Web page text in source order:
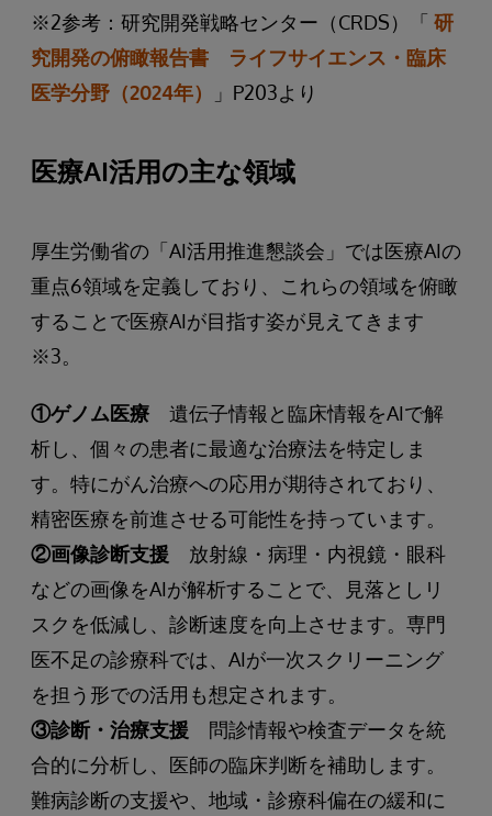
※2参考：研究開発戦略センター（CRDS）「 研
究開発の俯瞰報告書 ライフサイエンス・臨床
医学分野（2024年）
」P203より
医療AI活用の主な領域
厚生労働省の「AI活用推進懇談会」では医療AIの
重点6領域を定義しており、これらの領域を俯瞰
することで医療AIが目指す姿が見えてきます
※3。
①ゲノム医療 遺伝子情報と臨床情報をAIで解
析し、個々の患者に最適な治療法を特定しま
す。特にがん治療への応用が期待されており、
精密医療を前進させる可能性を持っています。
②画像診断支援 放射線・病理・内視鏡・眼科
などの画像をAIが解析することで、見落としリ
スクを低減し、診断速度を向上させます。専門
医不足の診療科では、AIが一次スクリーニング
を担う形での活用も想定されます。
③診断・治療支援 問診情報や検査データを統
合的に分析し、医師の臨床判断を補助します。
難病診断の支援や、地域・診療科偏在の緩和に